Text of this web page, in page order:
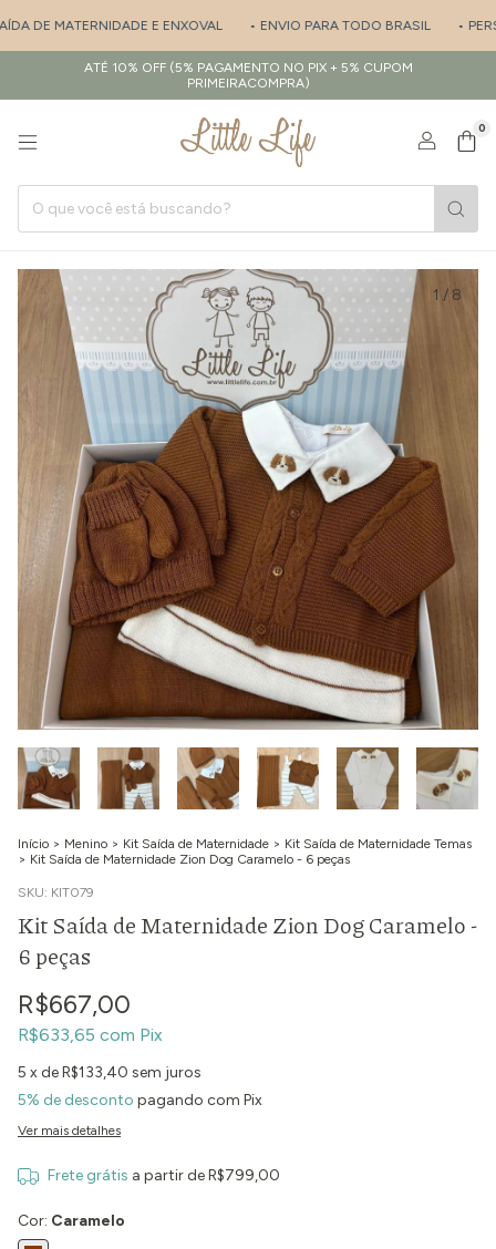
DE MATERNIDADE E ENXOVAL • ENVIO PARA TODO BRASIL •
ATÉ 10% OFF (5% PAGAMENTO NO PIX + 5% CUPOM
PRIMEIRACOMPRA)
0
1 / 8
Início > Menino > Kit Saída de Maternidade > Kit Saída de Maternidade Temas
> Kit Saída de Maternidade Zion Dog Caramelo - 6 peças
SKU: KIT079
Kit Saída de Maternidade Zion Dog Caramelo -
6 peças
R$667,00
R$633,65 com Pix
5 x deR$133,40 sem juros
5% de desconto pagando com Pix
Ver mais detalhes
Frete grátis a partir deR$799,00
Cor: Caramelo